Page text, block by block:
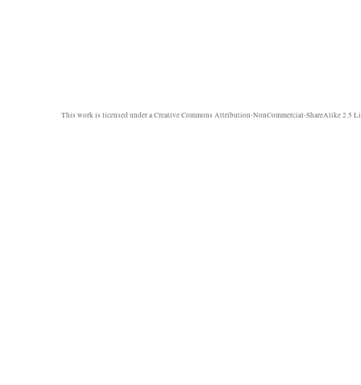
This work is licensed under aCreative Commons Attribution-NonCommercial-ShareAlike 2.5